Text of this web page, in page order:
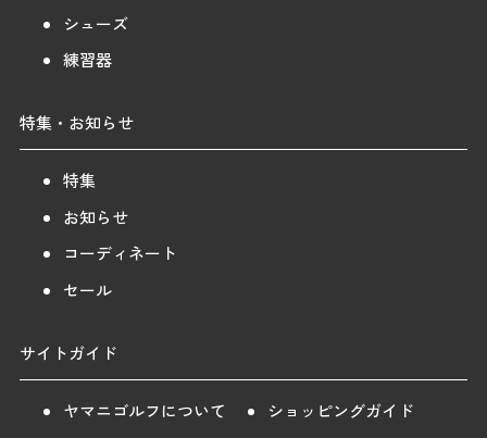
シューズ
練習器
特集・お知らせ
特集
お知らせ
コーディネート
セール
サイトガイド
ヤマニゴルフについて
ショッピングガイド